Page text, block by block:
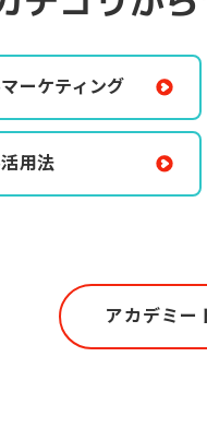
ーケティング
用法
アカデミー